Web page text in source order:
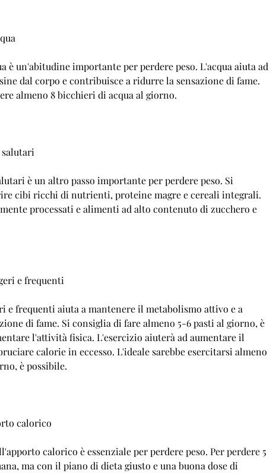
è un'abitudine importante per perdere peso. L'acqua aiuta ad
dal corpo e contribuisce a ridurre la sensazione di fame.
almeno 8 bicchieri di acqua al giorno.
salutari
è un altro passo importante per perdere peso. Si
cibi ricchi di nutrienti, proteine magre e cereali integrali.
processati e alimenti ad alto contenuto di zucchero e
e frequenti
e frequenti aiuta a mantenere il metabolismo attivo e a
di fame. Si consiglia di fare almeno 5-6 pasti al giorno, è
l'attività fisica. L'esercizio aiuterà ad aumentare il
calorie in eccesso. L'ideale sarebbe esercitarsi almeno
è possibile.
calorico
calorico è essenziale per perdere peso. Per perdere 5
ma con il piano di dieta giusto e una buona dose di